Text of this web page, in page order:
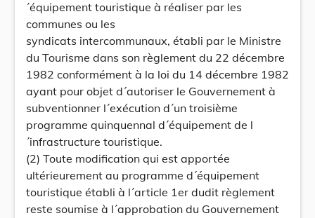
´équipement touristique à réaliser par les
communes ou les
syndicats intercommunaux, établi par le Ministre
du Tourisme dans son règlement du 22 décembre
1982 conformément à la loi du 14 décembre 1982
ayant pour objet d´autoriser le Gouvernement à
subventionner l´exécution d´un troisième
programme quinquennal d´équipement de l
´infrastructure touristique.
(2) Toute modification qui est apportée
ultérieurement au programme d´équipement
touristique établi à l´article 1er dudit règlement
reste soumise à l´approbation du Gouvernement